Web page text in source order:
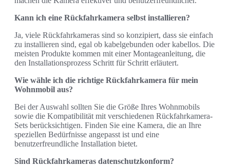
Kann ich eine Rückfahrkamera selbst installieren?
Ja, viele Rückfahrkameras sind so konzipiert, dass sie einfach
zu installieren sind, egal ob kabelgebunden oder kabellos. Die
meisten Produkte kommen mit einer Montageanleitung, die
den Installationsprozess Schritt für Schritt erläutert.
Wie wähle ich die richtige Rückfahrkamera für mein
Wohnmobil aus?
Bei der Auswahl sollten Sie die Größe Ihres Wohnmobils
sowie die Kompatibilität mit verschiedenen Rückfahrkamera-
Sets berücksichtigen. Finden Sie eine Kamera, die an Ihre
speziellen Bedürfnisse angepasst ist und eine
benutzerfreundliche Installation bietet.
Sind Rückfahrkameras datenschutzkonform?